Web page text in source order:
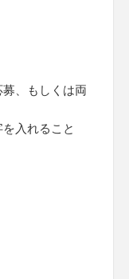
、もしくは両
入れること